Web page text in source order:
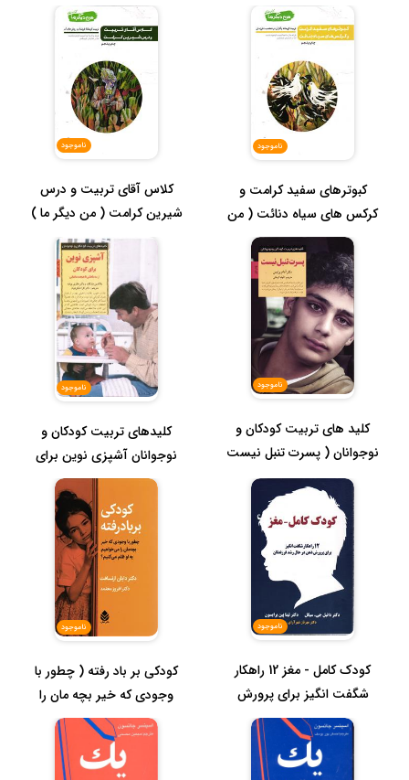
ناموجود
کبوترهای سفید کرامت و
کرکس های سیاه دنائت ( من
دیگر ما...
ناموجود
کلاس آقای تربیت و درس
شیرین کرامت ( من دیگر ما )
9
ناموجود
کلید های تربیت کودکان و
نوجوانان ( پسرت تنبل نیست
)
ناموجود
کلیدهای تربیت کودکان و
نوجوانان آشپزی نوین برای
کودکا...
ناموجود
کودک کامل - مغز 12 راهکار
شگفت انگیز برای پرورش
ذهن د...
ناموجود
کودکی بر باد رفته ( چطور با
وجودی که خیر بچه مان را
می...